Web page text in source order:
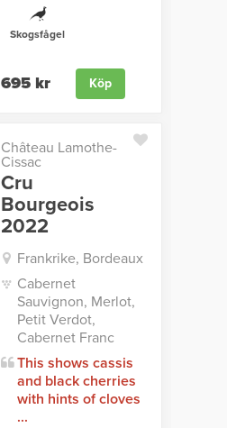
Skogsfågel
695 kr Köp
Château Lamothe-
Cissac
Cru
Bourgeois
2022
Frankrike, Bordeaux
Cabernet
Sauvignon, Merlot,
Petit Verdot,
Cabernet Franc
This shows cassis
and black cherries
with hints of cloves
...